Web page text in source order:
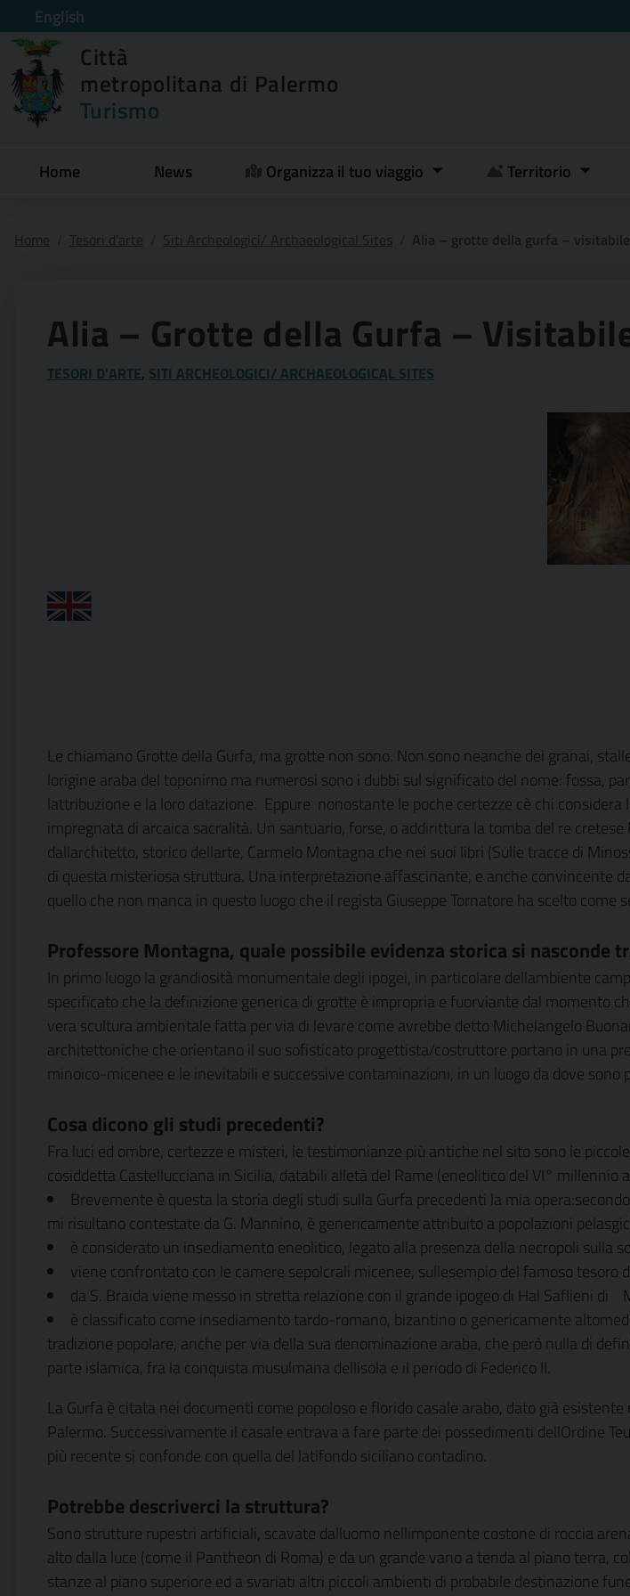
English
Città
metropolitana di Palermo
Turismo
Home News Organizza il tuo viaggio Territorio
Alia – Grotte della Gurfa –
TESORI D'ARTE, SITI ARCHEOLOGICI/ ARCHAEOLOGICAL SITES
Le chiamano Grotte della Gurfa, ma grotte non sono. Non sono neanche dei granai,
lorigine araba del toponimo ma numerosi sono i dubbi sul significato del nome: fossa,
lattribuzione e la loro datazione. Eppure nonostante le poche certezze cè chi
impregnata di arcaica sacralità. Un santuario, forse, o addirittura la tomba del re
dallarchitetto, storico dellarte, Carmelo Montagna che nei suoi libri (Sulle tracce di
di questa misteriosa struttura. Una interpretazione affascinante, e anche convincente
quello che non manca in questo luogo che il regista Giuseppe Tornatore ha scelto come
Professore Montagna, quale possibile evidenza storica si
In primo luogo la grandiosità monumentale degli ipogei, in particolare dellambiente
specificato che la definizione generica di grotte è impropria e fuorviante dal momento
vera scultura ambientale fatta per via di levare come avrebbe detto Michelangelo
architettoniche che orientano il suo sofisticato progettista/costruttore portano in una
minoico-micenee e le inevitabili e successive contaminazioni, in un luogo da dove sono
Cosa dicono gli studi precedenti?
Fra luci ed ombre, certezze e misteri, le testimonianze più antiche nel sito sono le
cosiddetta Castellucciana in Sicilia, databili alletà del Rame (eneolitico del VI° millennio
Brevemente è questa la storia degli studi sulla Gurfa precedenti la mia opera:
mi risultano contestate da G. Mannino, è genericamente attribuito a popolazioni
è considerato un insediamento eneolitico, legato alla presenza della necropoli sulla
viene confrontato con le camere sepolcrali micenee, sullesempio del famoso tesoro
da S. Braida viene messo in stretta relazione con il grande ipogeo di Hal Saflieni di
è classificato come insediamento tardo-romano, bizantino o genericamente
tradizione popolare, anche per via della sua denominazione araba, che però nulla di
parte islamica, fra la conquista musulmana dellisola e il periodo di Federico II.
La Gurfa è citata nei documenti come popoloso e florido casale arabo, dato già
Palermo. Successivamente il casale entrava a fare parte dei possedimenti dellOrdine
più recente si confonde con quella del latifondo siciliano contadino.
Potrebbe descriverci la struttura?
Sono strutture rupestri artificiali, scavate dalluomo nellimponente costone di roccia
alto dalla luce (come il Pantheon di Roma) e da un grande vano a tenda al piano terra,
stanze al piano superiore ed a svariati altri piccoli ambienti di probabile destinazione